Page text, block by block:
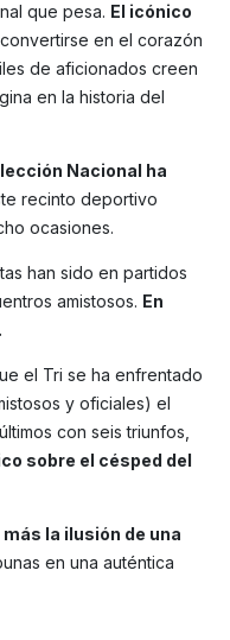
que pesa. El icónico
en el corazón
de aficionados creen
en la historia del
Nacional ha
recinto deportivo
ocasiones.
han sido en partidos
amistosos. En
el Tri se ha enfrentado
y oficiales) el
con seis triunfos,
sobre el césped del
la ilusión de una
en una auténtica